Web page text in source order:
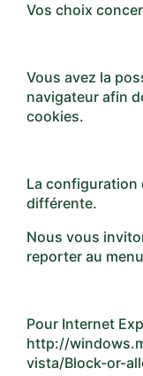
Vos choix
Vous avez la
navigateur afin
cookies.
La configuration
différente.
Nous vous
reporter au
Pour Internet
http://
vista/Block-or-